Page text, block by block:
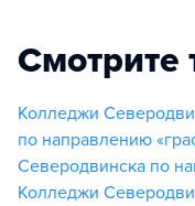
Смотрите
Колледжи
по направлению
Северодвинска по
Колледжи